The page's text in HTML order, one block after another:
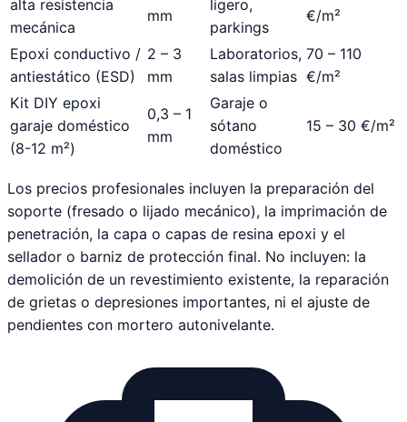
alta resistencia
mecánica
mm
ligero,
parkings
€/m²
Epoxi conductivo /
antiestático (ESD)
2 – 3
mm
Laboratorios,
salas limpias
70 – 110
€/m²
Kit DIY epoxi
garaje doméstico
(8-12 m²)
0,3 – 1
mm
Garaje o
sótano
doméstico
15 – 30 €/m²
Los precios profesionales incluyen la preparación del
soporte (fresado o lijado mecánico), la imprimación de
penetración, la capa o capas de resina epoxi y el
sellador o barniz de protección final. No incluyen: la
demolición de un revestimiento existente, la reparación
de grietas o depresiones importantes, ni el ajuste de
pendientes con mortero autonivelante.